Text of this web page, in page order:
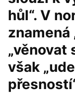
hůl“. V
znamená
„věnovat
však